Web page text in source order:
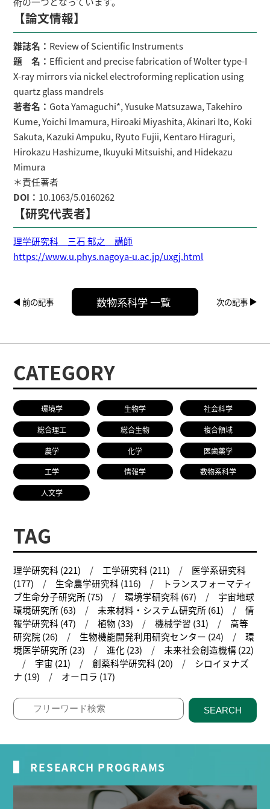
【論文情報】
雑誌名： Review of Scientific Instruments
題 名： Efficient and precise fabrication of Wolter type-I
X-ray mirrors via nickel electroforming replication using
quartz glass mandrels
著者名： Gota Yamaguchi*, Yusuke Matsuzawa, Takehiro
Kume, Yoichi Imamura, Hiroaki Miyashita, Akinari Ito, Koki
Sakuta, Kazuki Ampuku, Ryuto Fujii, Kentaro Hiraguri,
Hirokazu Hashizume, Ikuyuki Mitsuishi, and Hidekazu
Mimura
＊責任著者
DOI： 10.1063/5.0160262
【研究代表者】
理学研究科 三石 郁之 講師
https://www.u.phys.nagoya-u.ac.jp/uxgj.html
前の記事 数物系科学 一覧 次の記事
CATEGORY
環境学 生物学 社会科学
総合理工 総合生物 複合領域
農学 化学 医歯薬学
工学 情報学 数物系科学
人文学
TAG
理学研究科 (221) 工学研究科 (211)
医学系研究科
(177)
生命農学研究科 (116)
トランスフォーマティ
ブ生命分子研究所 (75)
環境学研究科 (67)
宇宙地球
環境研究所 (63)
未来材料・システム研究所 (61)
情
報学研究科 (47)
植物 (33) 機械学習 (31)
高等
研究院 (26)
生物機能開発利用研究センター (24)
環
境医学研究所 (23)
進化 (23)
未来社会創造機構 (22)
宇宙 (21)
創薬科学研究科 (20)
シロイヌナズ
ナ (19)
オーロラ (17)
SEARCH
RESEARCH PROGRAMS